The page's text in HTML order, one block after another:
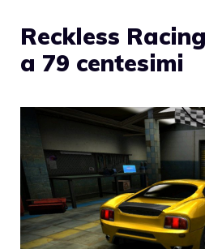
Reckless
a 79 centesimi